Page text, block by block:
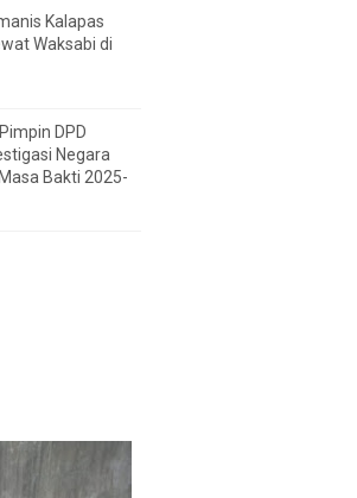
Kalapas
Waksabi di
DPD
Negara
Bakti 2025-